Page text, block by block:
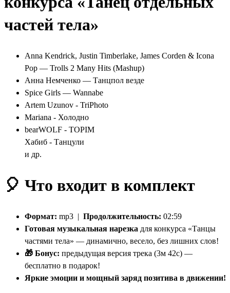
частей тела»
Anna Kendrick, Justin Timberlake, James Corden & Icona
Pop — Trolls 2 Many Hits (Mashup)
Анна Немченко — Танцпол везде
Spice Girls — Wannabe
Artem Uzunov - TriPhoto
Mariana - Холодно
bearWOLF - TOPIM
Хабиб - Танцули
и др.
🎈 Что входит в комплект
Формат: mp3 | Продолжительность: 02:59
Готовая музыкальная нарезка для конкурса «Танцы
частями тела» — динамично, весело, без лишних слов!
🎁 Бонус: предыдущая версия трека (3м 42с) —
бесплатно в подарок!
Яркие эмоции и мощный заряд позитива в движении!